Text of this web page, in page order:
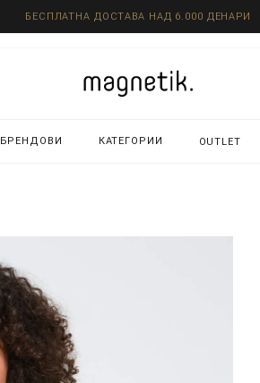
БЕСПЛАТНА ДОСТАВА НАД 6.000 ДЕНАРИ
БРЕНДОВИ КАТЕГОРИИ OUTLET